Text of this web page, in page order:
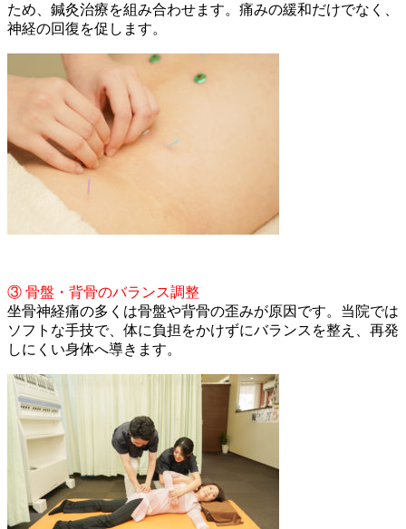
ため、鍼灸治療を組み合わせます。痛みの緩和だけでなく、
神経の回復を促します。
③ 骨盤・背骨のバランス調整
坐骨神経痛の多くは骨盤や背骨の歪みが原因です。当院では
ソフトな手技で、体に負担をかけずにバランスを整え、再発
しにくい身体へ導きます。